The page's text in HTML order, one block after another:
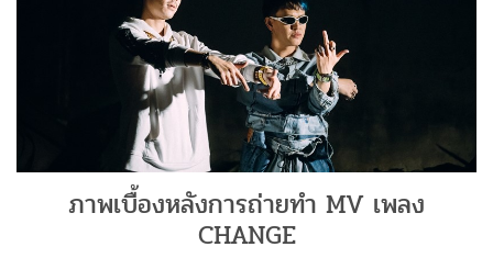
ภาพเบื้องหลังการถ่ายทำ MV เพลง
CHANGE